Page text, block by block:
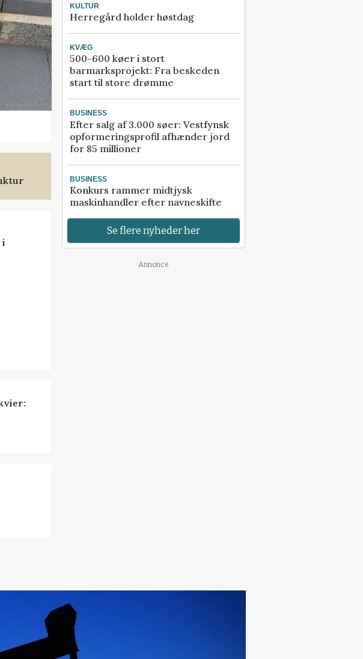
KULTUR
Herregård holder høstdag
KVÆG
500-600 køer i stort
barmarksprojekt: Fra beskeden
start til store drømme
BUSINESS
Efter salg af 3.000 søer: Vestfynsk
opformeringsprofil afhænder jord
for 85 millioner
BUSINESS
Konkurs rammer midtjysk
maskinhandler efter navneskifte
Se flere nyheder her
Annonce